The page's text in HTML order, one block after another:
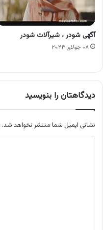
آگهی شودر ، شیرآلات شودر
۰۸ جولای ۲۰۲۴
دیدگاهتان را بنویسید
نشانی ایمیل شما منتشر نخواهد شد.